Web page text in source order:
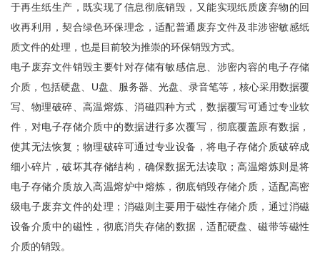
于再生纸生产，既实现了信息彻底销毁，又能实现纸质废弃物的回
收再利用，契合绿色环保理念，适配普通废弃文件及非涉密敏感纸
质文件的处理，也是目前较为推崇的环保销毁方式。
电子废弃文件销毁主要针对存储有敏感信息、涉密内容的电子存储
介质，包括硬盘、U盘、服务器、光盘、录音笔等，核心采用数据覆
写、物理破碎、高温熔炼、消磁四种方式，数据覆写可通过专业软
件，对电子存储介质中的数据进行多次覆写，彻底覆盖原有数据，
使其无法恢复；物理破碎可通过专业设备，将电子存储介质破碎成
细小碎片，破坏其存储结构，确保数据无法读取；高温熔炼则是将
电子存储介质放入高温熔炉中熔炼，彻底销毁存储介质，适配高密
级电子废弃文件的处理；消磁则主要用于磁性存储介质，通过消磁
设备介质中的磁性，彻底消失存储的数据，适配硬盘、磁带等磁性
介质的销毁。